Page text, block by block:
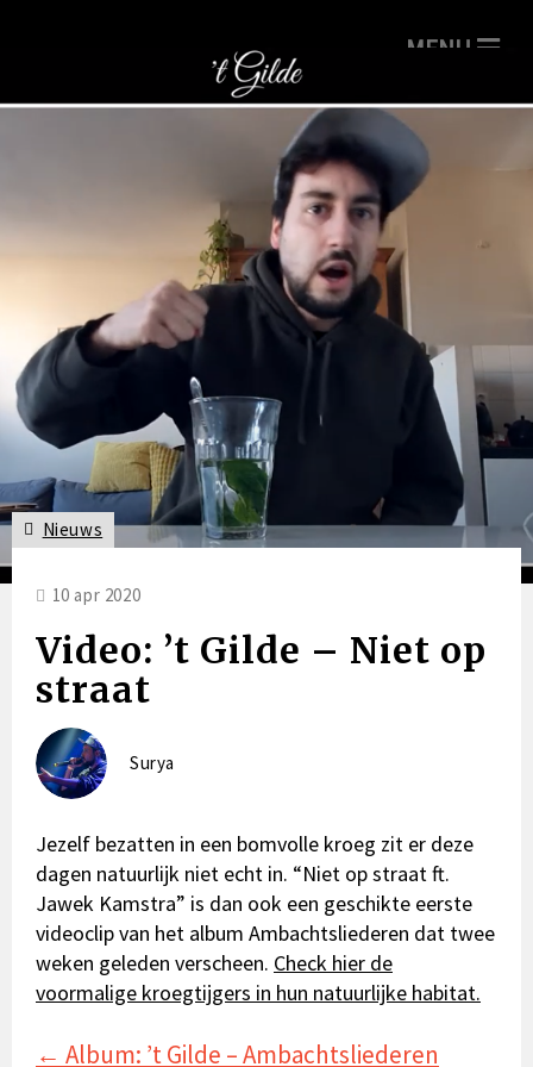
Nieuws
Video: ’t Gilde – Niet op
straat
Surya
10 apr 2020
Jezelf bezatten in een bomvolle kroeg zit er deze
dagen natuurlijk niet echt in. “Niet op straat ft.
Jawek Kamstra” is dan ook een geschikte eerste
videoclip van het album Ambachtsliederen dat twee
weken geleden verscheen. Check hier de
voormalige kroegtijgers in hun natuurlijke habitat.
Posts
← Album: ’t Gilde – Ambachtsliederen